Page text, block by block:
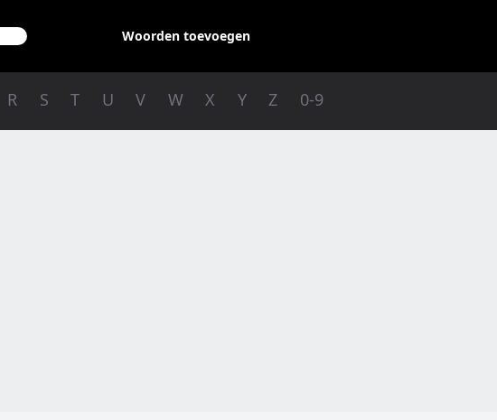
Woorden toevoegen
R S T U V W X Y Z 0-9